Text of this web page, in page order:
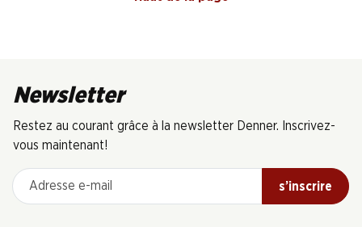
Newsletter
Restez au courant grâce à la newsletter Denner. Inscrivez-
vous maintenant!
Adresse e-mail
s’inscrire